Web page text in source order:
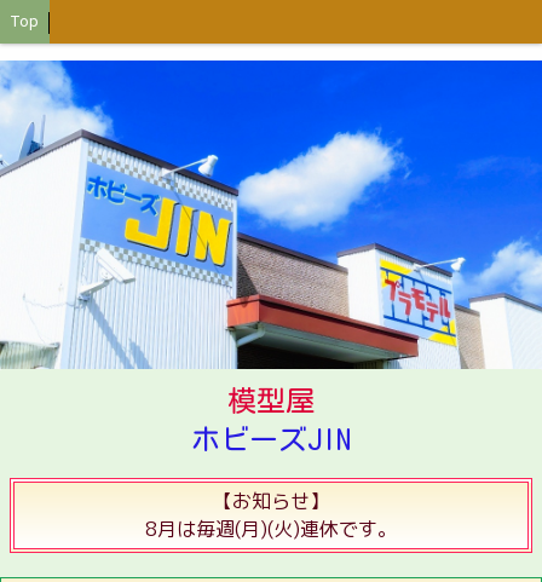
Top
模型屋
ホビーズJIN
【お知らせ】
8月は毎週(月)(火)連休です。